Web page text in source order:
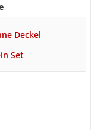
Deckel
Set